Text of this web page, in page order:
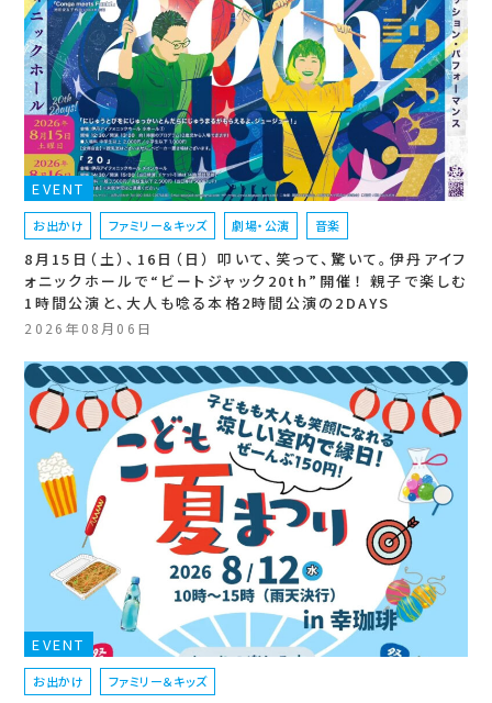
EVENT
お出かけ ファミリー＆キッズ 劇場・公演 音楽
8月15日（土）、16日（日） 叩いて、笑って、驚いて。伊丹アイフ
ォニックホールで“ビートジャック20th”開催！ 親子で楽しむ
1時間公演と、大人も唸る本格2時間公演の2DAYS
2026年08月06日
EVENT
お出かけ ファミリー＆キッズ